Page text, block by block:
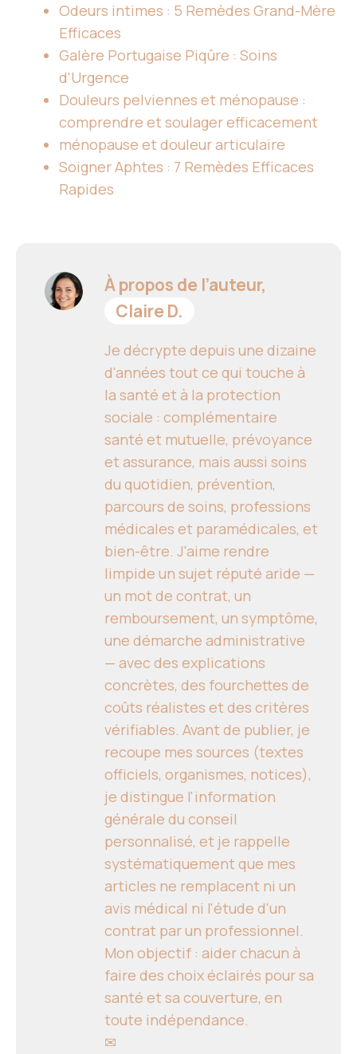
Odeurs intimes : 5 Remèdes Grand-Mère
Efficaces
Galère Portugaise Piqûre : Soins
d'Urgence
Douleurs pelviennes et ménopause :
comprendre et soulager efficacement
ménopause et douleur articulaire
Soigner Aphtes : 7 Remèdes Efficaces
Rapides
À propos de l’auteur,
Claire D.
Je décrypte depuis une dizaine
d'années tout ce qui touche à
la santé et à la protection
sociale : complémentaire
santé et mutuelle, prévoyance
et assurance, mais aussi soins
du quotidien, prévention,
parcours de soins, professions
médicales et paramédicales, et
bien-être. J'aime rendre
limpide un sujet réputé aride —
un mot de contrat, un
remboursement, un symptôme,
une démarche administrative
— avec des explications
concrètes, des fourchettes de
coûts réalistes et des critères
vérifiables. Avant de publier, je
recoupe mes sources (textes
officiels, organismes, notices),
je distingue l'information
générale du conseil
personnalisé, et je rappelle
systématiquement que mes
articles ne remplacent ni un
avis médical ni l'étude d'un
contrat par un professionnel.
Mon objectif : aider chacun à
faire des choix éclairés pour sa
santé et sa couverture, en
toute indépendance.
✉